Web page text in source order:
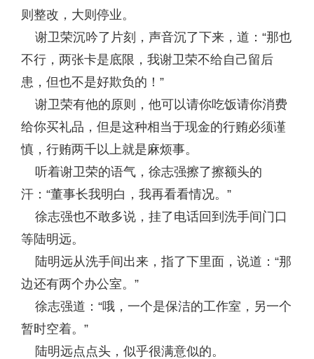
则整改，大则停业。
谢卫荣沉吟了片刻，声音沉了下来，道：“那也
不行，两张卡是底限，我谢卫荣不给自己留后
患，但也不是好欺负的！”
谢卫荣有他的原则，他可以请你吃饭请你消费
给你买礼品，但是这种相当于现金的行贿必须谨
慎，行贿两千以上就是麻烦事。
听着谢卫荣的语气，徐志强擦了擦额头的
汗：“董事长我明白，我再看看情况。”
徐志强也不敢多说，挂了电话回到洗手间门口
等陆明远。
陆明远从洗手间出来，指了下里面，说道：“那
边还有两个办公室。”
徐志强道：“哦，一个是保洁的工作室，另一个
暂时空着。”
陆明远点点头，似乎很满意似的。